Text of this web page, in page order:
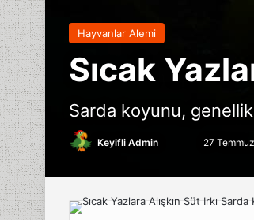
Hayvanlar Alemi
Sıcak
Sarda koyunu,
Keyifli Admin
X posta
göndermek
27